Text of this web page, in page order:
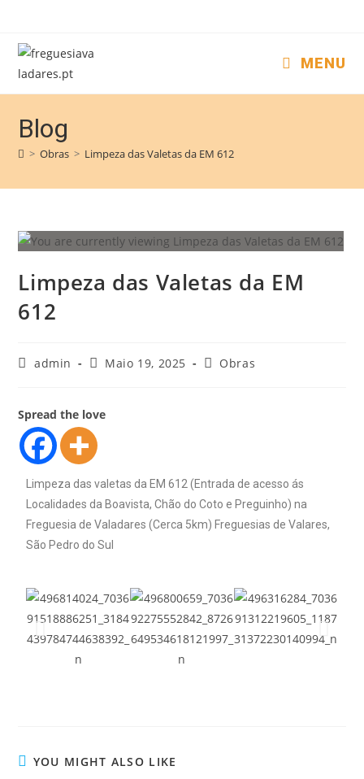
MENU
Blog
> Obras > Limpeza das Valetas da EM 612
Limpeza das Valetas da EM
612
admin Maio 19, 2025 Obras
Spread the love
Limpeza das valetas da EM 612 (Entrada de acesso ás
Localidades da Boavista, Chão do Coto e Preguinho) na
Freguesia de Valadares (Cerca 5km) Freguesias de Valares,
São Pedro do Sul
YOU MIGHT ALSO LIKE